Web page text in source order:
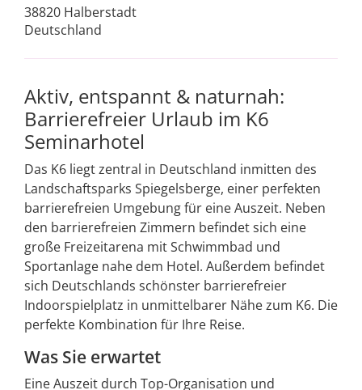
38820 Halberstadt
Deutschland
Aktiv, entspannt & naturnah:
Barrierefreier Urlaub im K6
Seminarhotel
Das K6 liegt zentral in Deutschland inmitten des
Landschaftsparks Spiegelsberge, einer perfekten
barrierefreien Umgebung für eine Auszeit. Neben
den barrierefreien Zimmern befindet sich eine
große Freizeitarena mit Schwimmbad und
Sportanlage nahe dem Hotel. Außerdem befindet
sich Deutschlands schönster barrierefreier
Indoorspielplatz in unmittelbarer Nähe zum K6. Die
perfekte Kombination für Ihre Reise.
Was Sie erwartet
Eine Auszeit durch Top-Organisation und